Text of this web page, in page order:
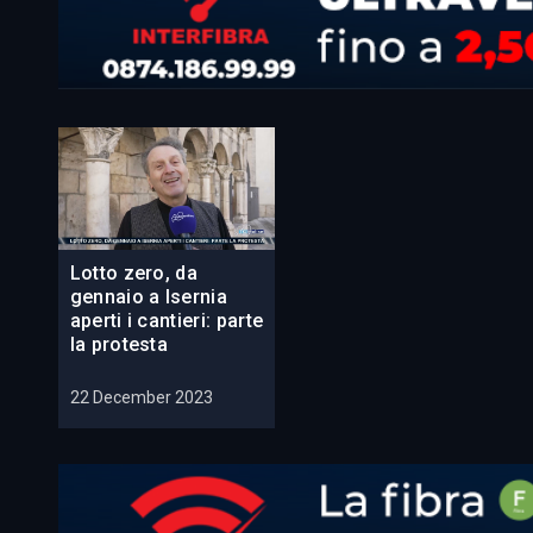
Lotto zero, da
gennaio a Isernia
aperti i cantieri: parte
la protesta
22 December 2023